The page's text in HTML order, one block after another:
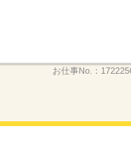
お仕事No.：